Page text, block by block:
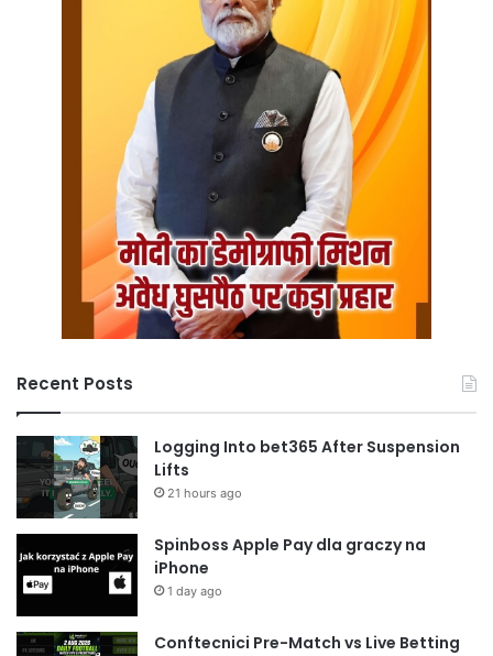
Recent Posts
Logging Into bet365 After Suspension
Lifts
21 hours ago
Spinboss Apple Pay dla graczy na
iPhone
1 day ago
Conftecnici Pre-Match vs Live Betting